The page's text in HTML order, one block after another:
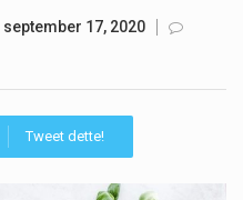
Massagestole er ikke længere forbeholdt luksuriøse spaer og wellnesscentre - de er nu tilgængelige til…
Airfryere har taget verden med storm med deres løfte om at tilberede sprøde og lækre…
september 17, 2020
Tweet dette!